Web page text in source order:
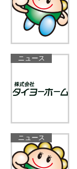
ニュース
ニュース